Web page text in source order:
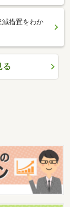
措置をわか
る